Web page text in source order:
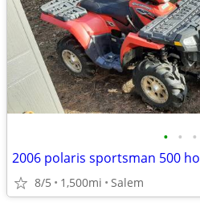
• • •
2006 polaris sportsman 500 ho
8/5 1,500mi Salem